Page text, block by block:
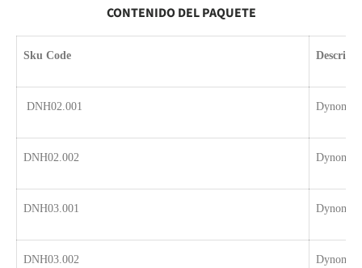
CONTENIDO DEL PAQUETE
Sku Code
DNH02.001
DNH02.002
DNH03.001
DNH03.002